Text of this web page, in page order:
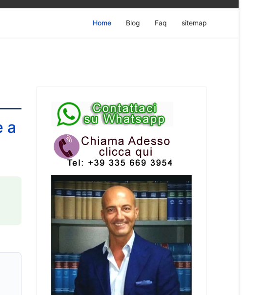
Home Blog Faq sitemap
a